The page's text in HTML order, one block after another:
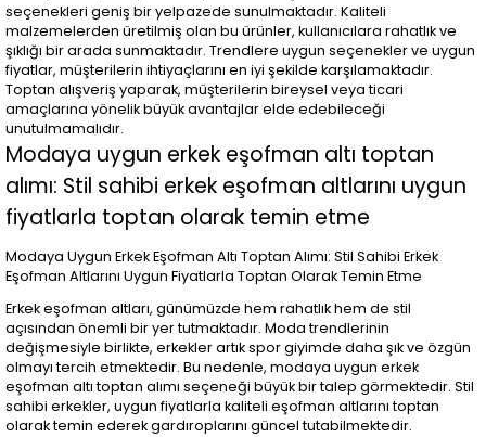
seçenekleri geniş bir yelpazede sunulmaktadır. Kaliteli
malzemelerden üretilmiş olan bu ürünler, kullanıcılara rahatlık ve
şıklığı bir arada sunmaktadır. Trendlere uygun seçenekler ve uygun
fiyatlar, müşterilerin ihtiyaçlarını en iyi şekilde karşılamaktadır.
Toptan alışveriş yaparak, müşterilerin bireysel veya ticari
amaçlarına yönelik büyük avantajlar elde edebileceği
unutulmamalıdır.
Modaya uygun erkek eşofman altı toptan
alımı: Stil sahibi erkek eşofman altlarını uygun
fiyatlarla toptan olarak temin etme
Modaya Uygun Erkek Eşofman Altı Toptan Alımı: Stil Sahibi Erkek
Eşofman Altlarını Uygun Fiyatlarla Toptan Olarak Temin Etme
Erkek eşofman altları, günümüzde hem rahatlık hem de stil
açısından önemli bir yer tutmaktadır. Moda trendlerinin
değişmesiyle birlikte, erkekler artık spor giyimde daha şık ve özgün
olmayı tercih etmektedir. Bu nedenle, modaya uygun erkek
eşofman altı toptan alımı seçeneği büyük bir talep görmektedir. Stil
sahibi erkekler, uygun fiyatlarla kaliteli eşofman altlarını toptan
olarak temin ederek gardıroplarını güncel tutabilmektedir.